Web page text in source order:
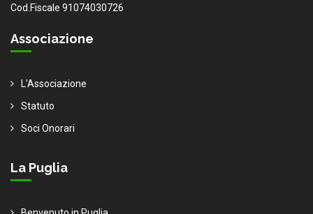
Cod.Fiscale 91074030726
Associazione
L'Associazione
Statuto
Soci Onorari
La Puglia